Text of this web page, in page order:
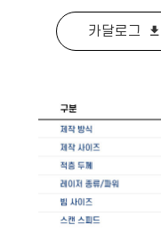
카달로그